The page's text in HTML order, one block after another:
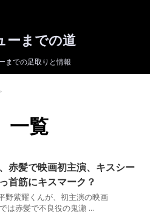
ーまでの道
までの足取りと情報
一覧
赤髪で映画初主演、キスシー
首筋にキスマーク？
野紫耀くんが、初主演の映画
は赤髪で不良役の鬼瀬 ...